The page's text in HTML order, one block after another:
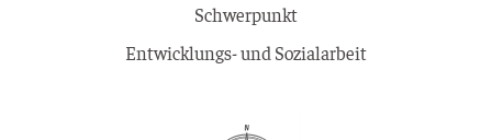
Schwerpunkt
Entwicklungs- und Sozialarbeit